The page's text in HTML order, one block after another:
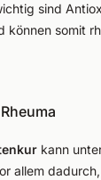
sind
können somit
kann
allem